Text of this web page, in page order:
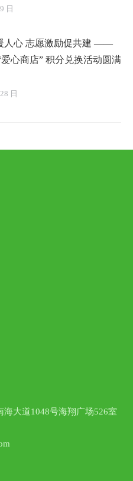
日
人心 志愿激励促共建 ——
心商店” 积分兑换活动圆满
日
大道1048号海翔广场526室